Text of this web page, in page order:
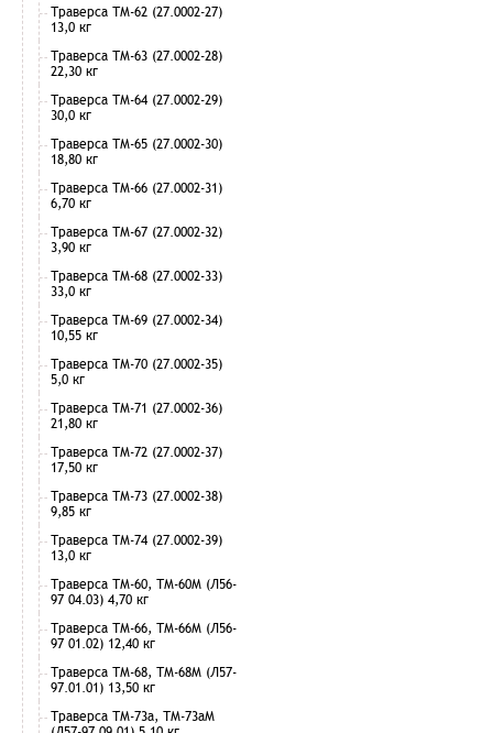
Траверса ТМ-62 (27.0002-27)
13,0 кг
Траверса ТМ-63 (27.0002-28)
22,30 кг
Траверса ТМ-64 (27.0002-29)
30,0 кг
Траверса ТМ-65 (27.0002-30)
18,80 кг
Траверса ТМ-66 (27.0002-31)
6,70 кг
Траверса ТМ-67 (27.0002-32)
3,90 кг
Траверса ТМ-68 (27.0002-33)
33,0 кг
Траверса ТМ-69 (27.0002-34)
10,55 кг
Траверса ТМ-70 (27.0002-35)
5,0 кг
Траверса ТМ-71 (27.0002-36)
21,80 кг
Траверса ТМ-72 (27.0002-37)
17,50 кг
Траверса ТМ-73 (27.0002-38)
9,85 кг
Траверса ТМ-74 (27.0002-39)
13,0 кг
Траверса ТМ-60, ТМ-60М (Л56-
97 04.03) 4,70 кг
Траверса ТМ-66, ТМ-66М (Л56-
97 01.02) 12,40 кг
Траверса ТМ-68, ТМ-68М (Л57-
97.01.01) 13,50 кг
Траверса ТМ-73а, ТМ-73аМ